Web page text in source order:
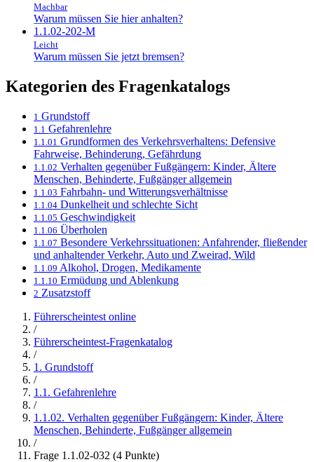
Machbar
Warum müssen Sie hier anhalten?
1.1.02-202-M
Leicht
Warum müssen Sie jetzt bremsen?
Kategorien des Fragenkatalogs
1 Grundstoff
1.1 Gefahrenlehre
1.1.01 Grundformen des Verkehrsverhaltens: Defensive
Fahrweise, Behinderung, Gefährdung
1.1.02 Verhalten gegenüber Fußgängern: Kinder, Ältere
Menschen, Behinderte, Fußgänger allgemein
1.1.03 Fahrbahn- und Witterungsverhältnisse
1.1.04 Dunkelheit und schlechte Sicht
1.1.05 Geschwindigkeit
1.1.06 Überholen
1.1.07 Besondere Verkehrssituationen: Anfahrender, fließender
und anhaltender Verkehr, Auto und Zweirad, Wild
1.1.09 Alkohol, Drogen, Medikamente
1.1.10 Ermüdung und Ablenkung
2 Zusatzstoff
Führerscheintest online
/
Führerscheintest-Fragenkatalog
/
1. Grundstoff
/
1.1. Gefahrenlehre
/
1.1.02. Verhalten gegenüber Fußgängern: Kinder, Ältere
Menschen, Behinderte, Fußgänger allgemein
/
Frage 1.1.02-032 (4 Punkte)